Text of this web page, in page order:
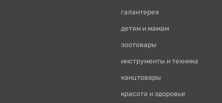
галантерея
детям и мамам
зоотовары
инструменты и техника
канцтовары
красота и здоровье